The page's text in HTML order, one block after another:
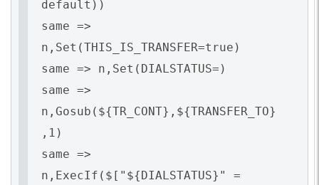
default))
same =>
n,Set(THIS_IS_TRANSFER=true)
same => n,Set(DIALSTATUS=)
same =>
n,Gosub(${TR_CONT},${TRANSFER_TO}
,1)
same =>
n,ExecIf($["${DIALSTATUS}" =